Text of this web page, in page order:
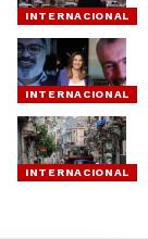
INTERNACIONAL
INTERNACIONAL
INTERNACIONAL